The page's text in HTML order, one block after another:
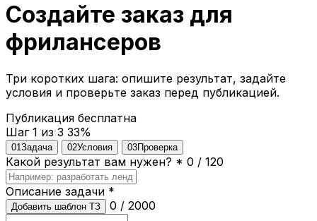
Создайте заказ для
фрилансеров
Три коротких шага: опишите результат, задайте
условия и проверьте заказ перед публикацией.
Публикация бесплатна
Шаг 1 из 3 33%
01 Задача 02Условия 03Проверка
Какой результат вам нужен? * 0 / 120
Описание задачи *
Добавить шаблон ТЗ 0 / 2000